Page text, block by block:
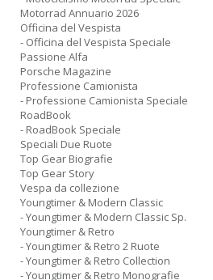
Motorrad Annuario 2026
Officina del Vespista
- Officina del Vespista Speciale
Passione Alfa
Porsche Magazine
Professione Camionista
- Professione Camionista Speciale
RoadBook
- RoadBook Speciale
Speciali Due Ruote
Top Gear Biografie
Top Gear Story
Vespa da collezione
Youngtimer & Modern Classic
- Youngtimer & Modern Classic Sp.
Youngtimer & Retro
- Youngtimer & Retro 2 Ruote
- Youngtimer & Retro Collection
- Youngtimer & Retro Monografie